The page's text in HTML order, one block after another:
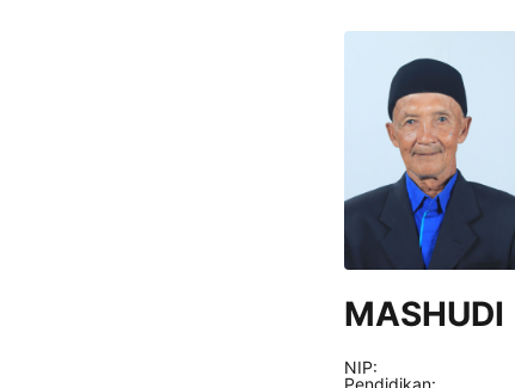
MASHUDI
NIP:
Pendidikan: